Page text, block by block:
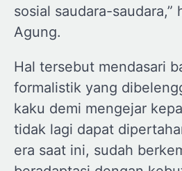
sosial saudara-saudara,”
Agung.
Hal tersebut mendasari
formalistik yang
kaku demi mengejar
tidak lagi dapat
era saat ini, sudah